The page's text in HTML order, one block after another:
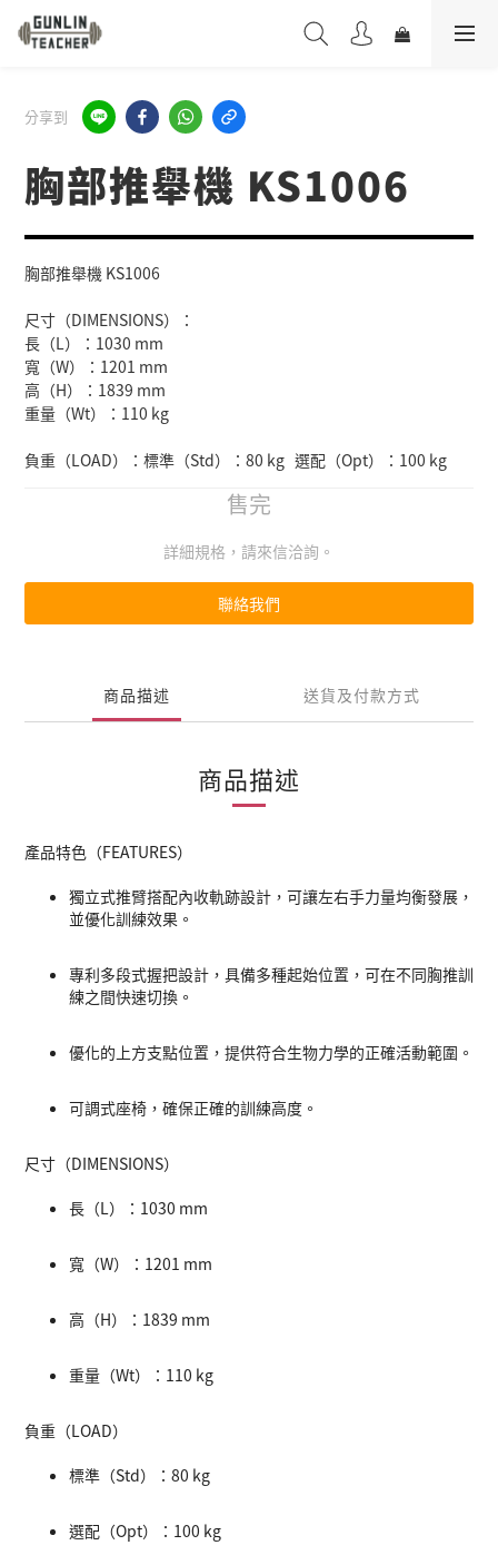
分享到
胸部推舉機 KS1006
胸部推舉機 KS1006
尺寸（DIMENSIONS）：
長（L）：1030 mm
寬（W）：1201 mm
高（H）：1839 mm
重量（Wt）：110 kg
負重（LOAD）：標準（Std）：80 kg   選配（Opt）：100 kg
售完
詳細規格，請來信洽詢。
聯絡我們
商品描述 送貨及付款方式
商品描述
產品特色（FEATURES）
獨立式推臂搭配內收軌跡設計，可讓左右手力量均衡發展，
並優化訓練效果。
專利多段式握把設計，具備多種起始位置，可在不同胸推訓
練之間快速切換。
優化的上方支點位置，提供符合生物力學的正確活動範圍。
可調式座椅，確保正確的訓練高度。
尺寸（DIMENSIONS）
長（L）：1030 mm
寬（W）：1201 mm
高（H）：1839 mm
重量（Wt）：110 kg
負重（LOAD）
標準（Std）：80 kg
選配（Opt）：100 kg